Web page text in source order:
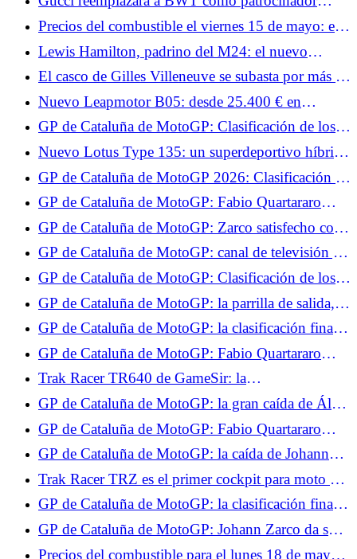
principal de Alpine en Fórmula 1 a partir de 2027
Precios del combustible el viernes 15 de mayo: el
diésel baja hasta los 2,12 €/l, el SP-95 (E10) se
mantiene en su nivel más alto
Lewis Hamilton, padrino del M24: el nuevo
museo del automovilismo en Le Mans
El casco de Gilles Villeneuve se subasta por más de
un millón de euros.
Nuevo Leapmotor B05: desde 25.400 € en
Francia, el compacto eléctrico más barato del
mercado
GP de Cataluña de MotoGP: Clasificación de los
Libres 1, Zarco en el Top 10, no Quartararo
Nuevo Lotus Type 135: un superdeportivo híbrido
V8 de 1.000 CV en el centro del plan 2030
GP de Cataluña de MotoGP 2026: Clasificación de
pruebas, Zarco y Quartararo pasan a la Q2, no
Jorge Martín
GP de Cataluña de MotoGP: Fabio Quartararo
sorprendido por su actuación en los Tests
GP de Cataluña de MotoGP: Zarco satisfecho con
sus Test, da las áreas de avance para el futuro
GP de Cataluña de MotoGP: canal de televisión y
horarios de la carrera al sprint, Quartararo y Zarco
esperan brillar
GP de Cataluña de MotoGP: Clasificación de los
Libres 2, Quartararo en el Top 5, cae ante Zarco
GP de Cataluña de MotoGP: la parrilla de salida,
Zarco y Quartararo pueden soñar
GP de Cataluña de MotoGP: la clasificación final
de la carrera al sprint, Zarco en el Top 5,
Quartararo sufrió
GP de Cataluña de MotoGP: Fabio Quartararo
espera una carrera difícil el domingo
Trak Racer TR640 de GameSir: la
retroalimentación de fuerza en la punta de los
pulgares.
GP de Cataluña de MotoGP: la gran caída de Álex
Márquez en vídeo
GP de Cataluña de MotoGP: Fabio Quartararo
decepcionado por la falta de velocidad de su
Yamaha
GP de Cataluña de MotoGP: la caída de Johann
Zarco durante la 2ª salida en vídeo
Trak Racer TRZ es el primer cockpit para moto del
gran público.
GP de Cataluña de MotoGP: la clasificación final
de la carrera, un piloto pierde su podio, Quartararo
gana una plaza
GP de Cataluña de MotoGP: Johann Zarco da su
noticia, sabemos el alcance de sus lesiones
Precios del combustible para el lunes 18 de mayo: